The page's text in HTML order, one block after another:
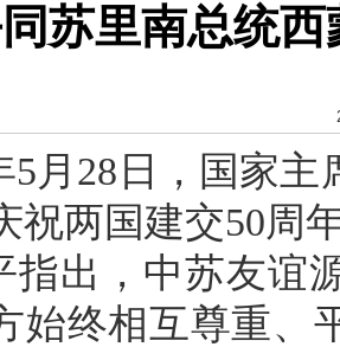
苏里南总统
5月28日，国家
祝两国建交50周
指出，中苏友谊
始终相互尊重、